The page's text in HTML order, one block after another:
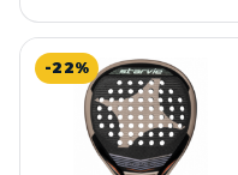
-22%